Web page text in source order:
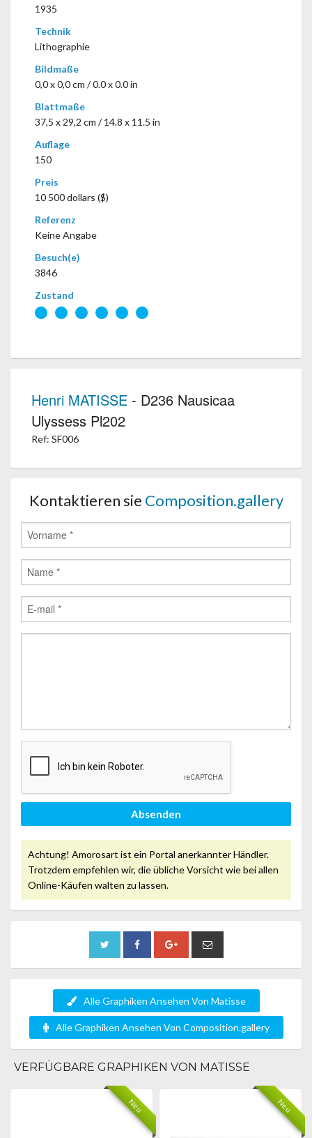
1935
Technik
Lithographie
Bildmaße
0,0 x 0,0 cm / 0.0 x 0.0 in
Blattmaße
37,5 x 29,2 cm / 14.8 x 11.5 in
Auflage
150
Preis
10 500 dollars ($)
Referenz
Keine Angabe
Besuch(e)
3846
Zustand
Henri MATISSE - D236 Nausicaa
Ulyssess Pl202
Ref: SF006
Kontaktieren sie Composition.gallery
Absenden
Achtung! Amorosart ist ein Portal anerkannter Händler.
Trotzdem empfehlen wir, die übliche Vorsicht wie bei allen
Online-Käufen walten zu lassen.
Alle Graphiken Ansehen Von Matisse
Alle Graphiken Ansehen Von Composition.gallery
VERFÜGBARE GRAPHIKEN VON MATISSE
Neu Neu